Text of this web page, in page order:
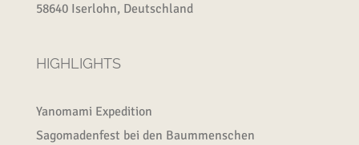
58640 Iserlohn, Deutschland
HIGHLIGHTS
Yanomami Expedition
Sagomadenfest bei den Baummenschen